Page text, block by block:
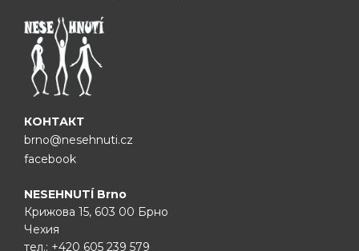
КОНТАКТ
brno@nesehnuti.cz
facebook
NESEHNUTÍ Brno
Крижова 15, 603 00 Брно
Чехия
тел.: +420 605 239 579